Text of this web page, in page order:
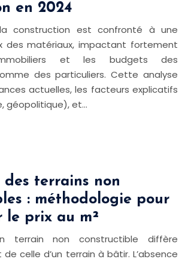
en 2024
construction est confronté à une
des matériaux, impactant fortement
et les budgets des
des particuliers. Cette analyse
actuelles, les facteurs explicatifs
géopolitique), et…
terrains non
: méthodologie pour
le prix au m²
terrain non constructible diffère
celle d’un terrain à bâtir. L’absence